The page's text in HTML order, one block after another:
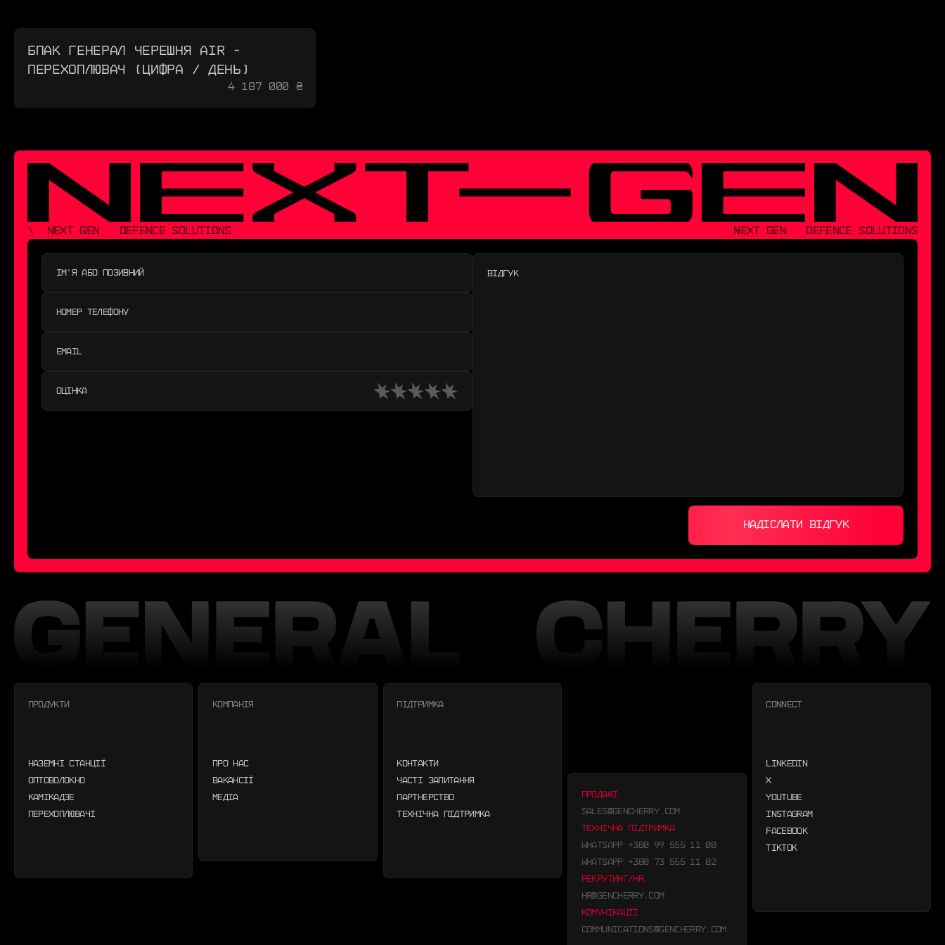
БПАК ГЕНЕРАЛ ЧЕРЕШНЯ AIR -
ПЕРЕХОПЛЮВАЧ (ЦИФРА / ДЕНЬ)
4 187 000 ₴
\  NEXT GEN   DEFENCE SOLUTIONS NEXT GEN   DEFENCE SOLUTIONS
ОЦІНКА
НАДІСЛАТИ ВІДГУК
ПРОДУКТИ
НАЗЕМНІ СТАНЦІЇ
ОПТОВОЛОКНО
КАМІКАДЗЕ
ПЕРЕХОПЛЮВАЧІ
КОМПАНІЯ
ПРО НАС
ВАКАНСІЇ
МЕДІА
ПІДТРИМКА
КОНТАКТИ
ЧАСТІ ЗАПИТАННЯ
ПАРТНЕРСТВО
ТЕХНІЧНА ПІДТРИМКА
ПРОДАЖІ
SALES@GENCHERRY.COM
ТЕХНІЧНА ПІДТРИМКА
WHATSAPP +380 99 555 11 00
WHATSAPP +380 73 555 11 02
РЕКРУТИНГ/HR
HR@GENCHERRY.COM
КОМУНІКАЦІЇ
COMMUNICATIONS@GENCHERRY.COM
CONNECT
LINKEDIN
X
YOUTUBE
INSTAGRAM
FACEBOOK
TIKTOK